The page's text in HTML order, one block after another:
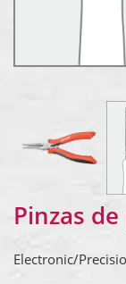
Pinzas
Electronic/